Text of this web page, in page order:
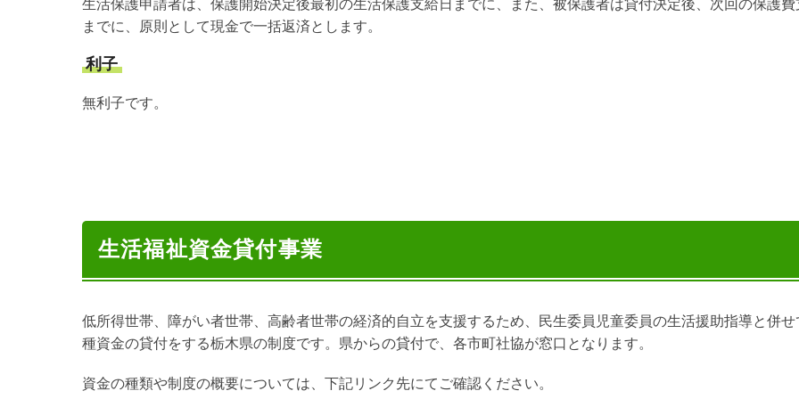
生活保護申請者は、保護開始決定後最初の生活保護支給日までに、また、被保護者は貸付決定後、次回の保護費
までに、原則として現金で一括返済とします。
利子
無利子です。
生活福祉資金貸付事業
低所得世帯、障がい者世帯、高齢者世帯の経済的自立を支援するため、民生委員児童委員の生活援助指導と併せ
種資金の貸付をする栃木県の制度です。県からの貸付で、各市町社協が窓口となります。
資金の種類や制度の概要については、下記リンク先にてご確認ください。